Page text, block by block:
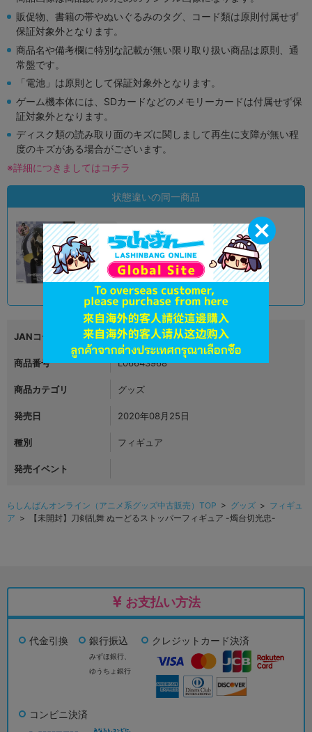
販促物、書籍の帯やぬいぐるみのタグ、コード類は原則付属せず
保証対象外となります。
商品名や備考欄に特別な記載が無い限り取り扱い商品は原則、通
常盤です。
「電池」は原則として保証対象外となります。
ゲーム機本体には、SDカードなどのメモリーカードは付属せず保
証対象外となります。
ディスク類の読み取り面のキズに関しまして再生に支障が無い程
度のキズがある場合がございます。
※詳細につきましてはコチラ
状態違いの同一商品
状態 :
オンライン
2,990円 税込
JANコード 4999999999999
商品番号 L06643968
商品カテゴリ グッズ
発売日 2020年08月25日
種別 フィギュア
発売イベント
らしんばんオンライン（アニメ系グッズ中古販売）TOP > グッズ > フィギュ
ア > 【未開封】刀剣乱舞 ぬーどるストッパーフィギュア -燭台切光忠-
お支払い方法
代金引換 銀行振込
みずほ銀行、
ゆうちょ銀行
クレジットカード決済
コンビニ決済